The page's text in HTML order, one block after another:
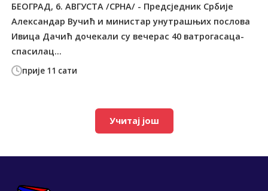
прије 11 сати
БЕОГРАД, 6. АВГУСТА /СРНА/ - Предсједник Србије
Александар Вучић и министар унутрашњих послова
Ивица Дачић дочекали су вечерас 40 ватрогасаца-
спасилац...
Учитај још